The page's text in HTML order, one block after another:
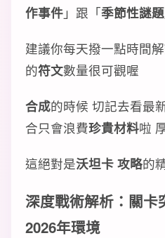
作事件」跟「季節性謎題
建議你每天撥一點時間解
的符文數量很可觀喔
合成的時候 切記去看最
合只會浪費珍貴材料啦
這絕對是沃坦卡 攻略的
深度戰術解析 ： 關卡
2026年環境